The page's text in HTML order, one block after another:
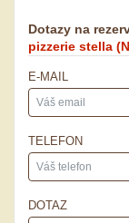
Dotazy na
pizzerie stella
E-MAIL
TELEFON
DOTAZ